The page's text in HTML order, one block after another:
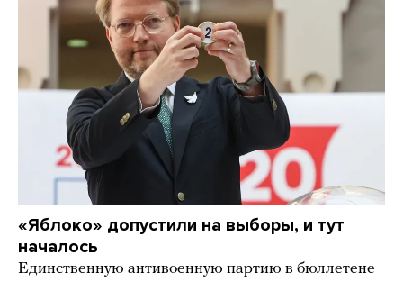
«Яблоко» допустили на выборы, и тут
началось
Единственную антивоенную партию в бюллетене